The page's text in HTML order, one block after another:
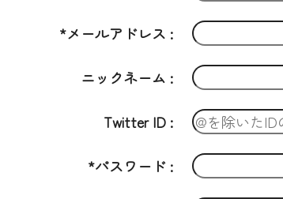
*メールアドレス
ニックネーム
Twitter ID
*パスワード